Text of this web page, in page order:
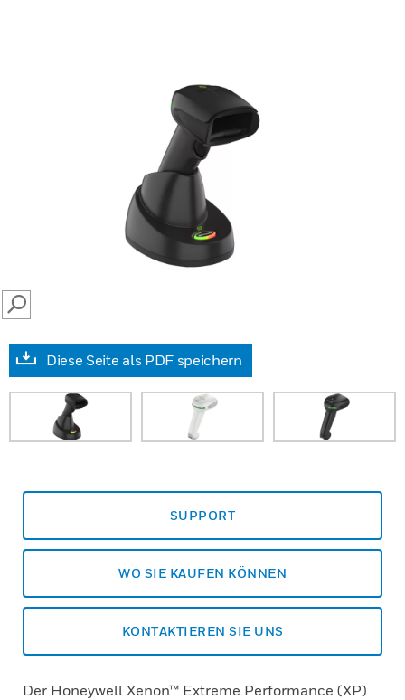
SEARCH
Diese Seite als PDF speichern
SUPPORT
WO SIE KAUFEN KÖNNEN
KONTAKTIEREN SIE UNS
Der Honeywell Xenon™ Extreme Performance (XP)